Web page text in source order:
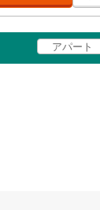
アパート